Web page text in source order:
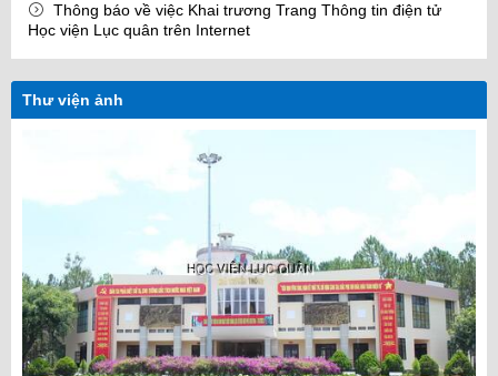
Thông báo về việc Khai trương Trang Thông tin điện tử
Học viện Lục quân trên Internet
Thư viện ảnh